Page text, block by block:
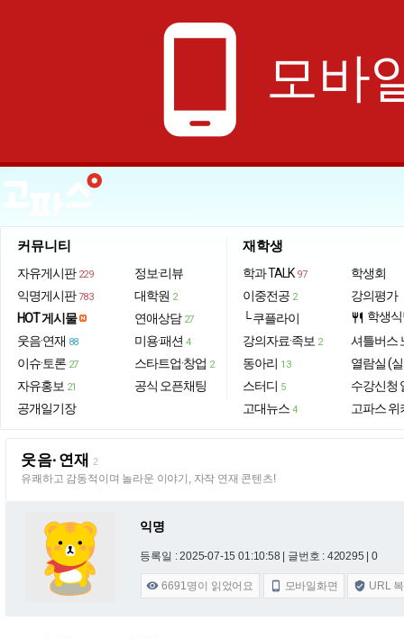
phone_android 모바
커뮤니티
자유게시판 229
익명게시판 783
HOT 게시물
웃음·연재 88
이슈·토론 27
자유홍보 21
공개일기장
정보·리뷰
대학원 2
연애상담 27
미용·패션 4
스타트업·창업 2
공식 오픈채팅
재학생
학과 TALK 97
이중전공 2
└ 쿠플라이
강의자료·족보 2
동아리 13
스터디 5
고대뉴스 4
학생회
강의평가
restaurant 학생
셔틀버스
열람실 (
수강신청
고파스 위
웃음·연재 2
유쾌하고 감동적이며 놀라운 이야기, 자작 연재 콘텐츠!
익명
등록일 : 2025-07-15 01:10:58 | 글번호 : 420295 | 0
 6691명이 읽었어요  모바일화면  URL